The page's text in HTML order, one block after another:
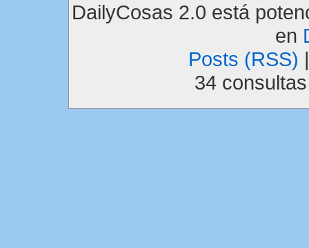
DailyCosas 2.0 está
en
Posts (RSS)
34